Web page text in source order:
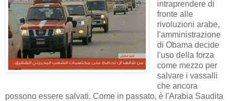
intraprendere di
fronte alle
rivoluzioni arabe,
l'amministrazione
di Obama decide
l'uso della forza
come mezzo per
salvare i vassalli
che ancora
possono essere salvati. Come in passato, è l'Arabia Saudita